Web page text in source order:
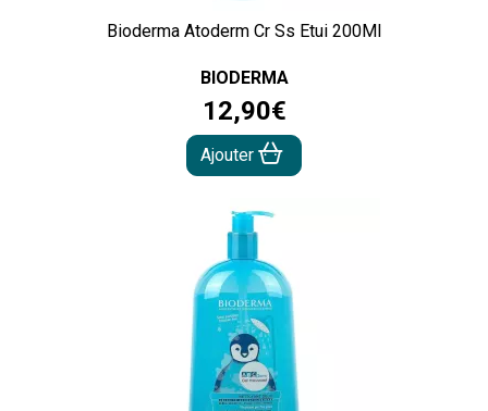
Bioderma Atoderm Cr Ss Etui 200Ml
BIODERMA
12,90€
Ajouter